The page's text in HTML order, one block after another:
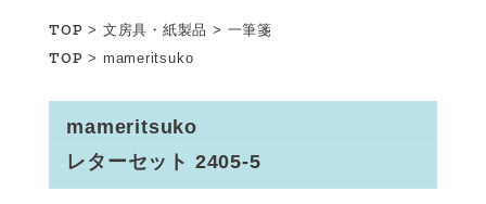
TOP > 文房具・紙製品 > 一筆箋
TOP > mameritsuko
mameritsuko
レターセット 2405-5